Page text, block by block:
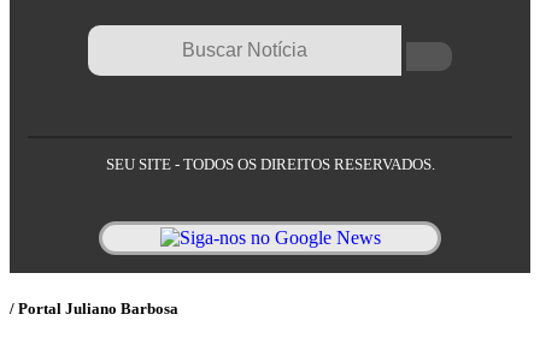
SEU SITE - TODOS OS DIREITOS RESERVADOS.
/ Portal Juliano Barbosa